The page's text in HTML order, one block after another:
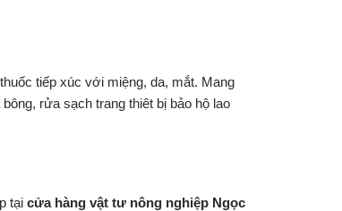
tiếp xúc với miệng, da, mắt. Mang
rửa sạch trang thiêt bị bảo hộ lao
tại cửa hàng vật tư nông nghiệp Ngọc